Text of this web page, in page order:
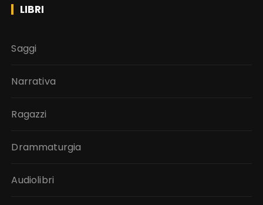
LIBRI
Saggi
Narrativa
Ragazzi
Drammaturgia
Audiolibri